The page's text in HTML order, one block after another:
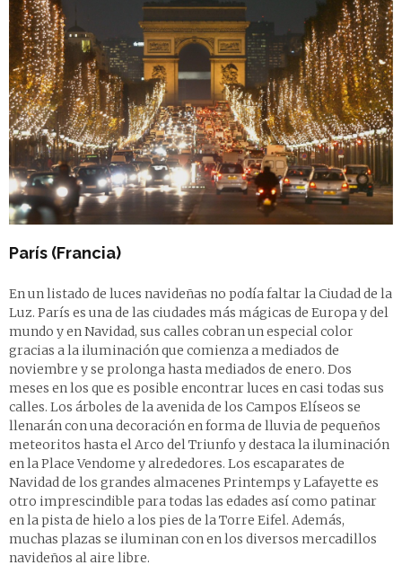
París (Francia)
En un listado de luces navideñas no podía faltar la Ciudad de la
Luz. París es una de las ciudades más mágicas de Europa y del
mundo y en Navidad, sus calles cobran un especial color
gracias a la iluminación que comienza a mediados de
noviembre y se prolonga hasta mediados de enero. Dos
meses en los que es posible encontrar luces en casi todas sus
calles. Los árboles de la avenida de los Campos Elíseos se
llenarán con una decoración en forma de lluvia de pequeños
meteoritos hasta el Arco del Triunfo y destaca la iluminación
en la Place Vendome y alrededores. Los escaparates de
Navidad de los grandes almacenes Printemps y Lafayette es
otro imprescindible para todas las edades así como patinar
en la pista de hielo a los pies de la Torre Eifel. Además,
muchas plazas se iluminan con en los diversos mercadillos
navideños al aire libre.